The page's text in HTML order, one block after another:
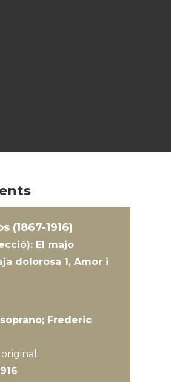
(1867-1916)
El majo
dolorosa 1, Amor i
Frederic